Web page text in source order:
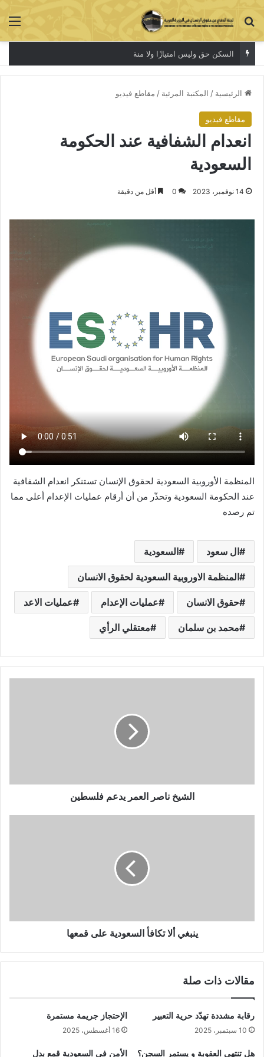
بحث عن
السكن حق وليس امتيازًا ولا منة
الرئيسية / المكتبة المرئية / مقاطع فيديو
مقاطع فيديو
انعدام الشفافية عند الحكومة
السعودية
14 نوفمبر، 2023 0 أقل من دقيقة
المنظمة الأوروبية السعودية لحقوق الإنسان تستنكر انعدام الشفافية
عند الحكومة السعودية وتحذّر من أن أرقام عمليات الإعدام أعلى مما
تم رصده
ال سعود السعودية
المنظمة الاوروبية السعودية لحقوق الانسان
حقوق الانسان عمليات الإعدام عمليات الاعد
محمد بن سلمان معتقلي الرأي
الشيخ ناصر العمر يدعم فلسطين
ينبغي ألا تكافأ السعودية على قمعها
مقالات ذات صلة
رقابة مشددة تهدّد حرية التعبير
10 سبتمبر، 2025
الإحتجاز جريمة مستمرة
16 أغسطس، 2025
هل تنتهي العقوبة و يستمر السجن؟ الأمن في السعودية قمع بدل